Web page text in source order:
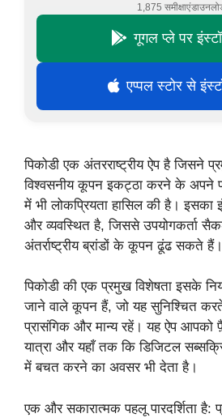
1,875 समीक्षाएं
गूगल प्ले पर
एप्पल स्टोर से
पिकोडी एक अंतरराष्ट्रीय ऐप है जिसने
विश्वसनीय कूपन इकट्ठा करने के अपने
में भी लोकप्रियता हासिल की है।
और व्यवस्थित है, जिससे उपयोगकर्ता
अंतर्राष्ट्रीय ब्रांडों के कूपन ढूंढ सकते हैं।
पिकोडी की एक प्रमुख विशेषता इसके
जाने वाले कूपन हैं, जो यह सुनिश्चित
प्रासंगिक और मान्य रहें। यह ऐप आपको
यात्रा और यहाँ तक कि डिजिटल
में बचत करने का अवसर भी देता है।
एक और सकारात्मक पहलू पारदर्शिता है: